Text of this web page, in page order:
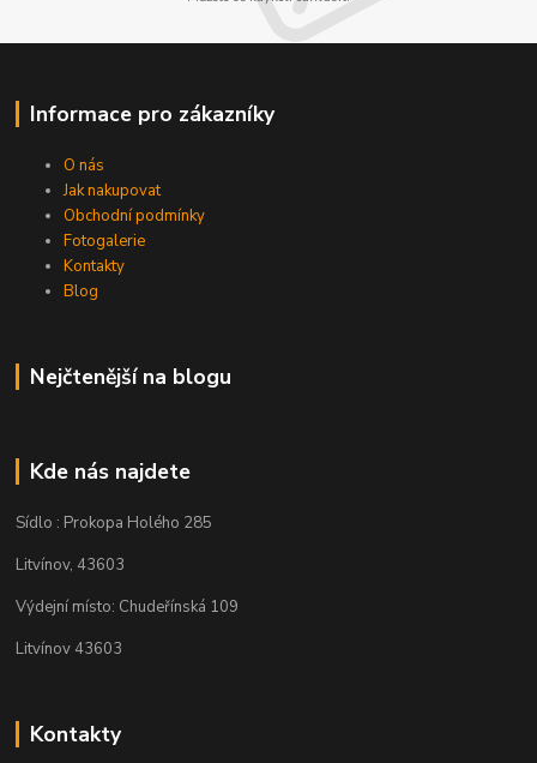
Informace pro zákazníky
O nás
Jak nakupovat
Obchodní podmínky
Fotogalerie
Kontakty
Blog
Nejčtenější na blogu
Kde nás najdete
Sídlo : Prokopa Holého 285
Litvínov, 43603
Výdejní místo: Chudeřínská 109
Litvínov 43603
Kontakty